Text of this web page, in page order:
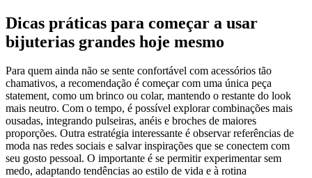
Dicas práticas para começar a usar
bijuterias grandes hoje mesmo
Para quem ainda não se sente confortável com acessórios tão
chamativos, a recomendação é começar com uma única peça
statement, como um brinco ou colar, mantendo o restante do look
mais neutro. Com o tempo, é possível explorar combinações mais
ousadas, integrando pulseiras, anéis e broches de maiores
proporções. Outra estratégia interessante é observar referências de
moda nas redes sociais e salvar inspirações que se conectem com
seu gosto pessoal. O importante é se permitir experimentar sem
medo, adaptando tendências ao estilo de vida e à rotina